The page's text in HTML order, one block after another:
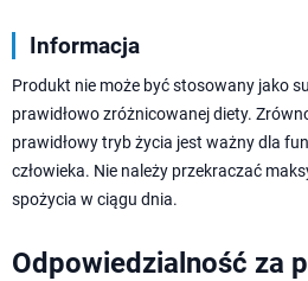
Informacja
Produkt nie może być stosowany jako
prawidłowo zróżnicowanej diety.
prawidłowy tryb życia jest ważny dla
człowieka. Nie należy przekraczać
spożycia w ciągu dnia.
Odpowiedzialność za